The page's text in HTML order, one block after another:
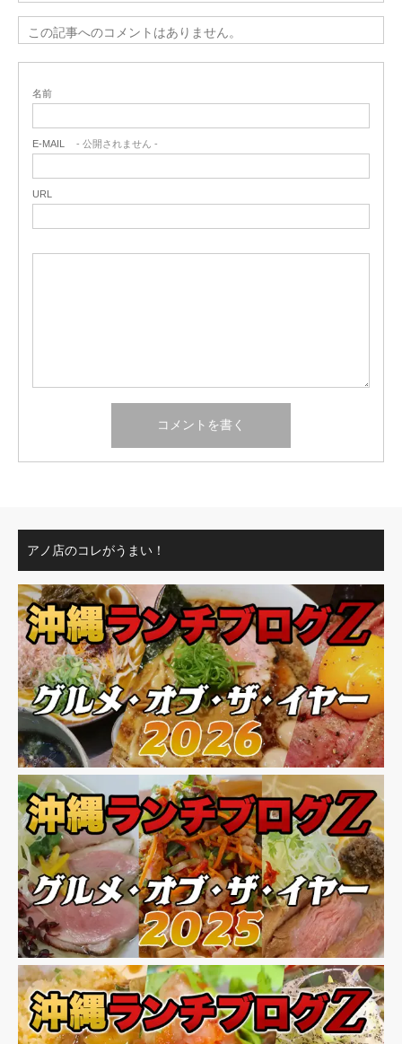
この記事へのコメントはありません。
名前
E-MAIL - 公開されません -
URL
アノ店のコレがうまい！